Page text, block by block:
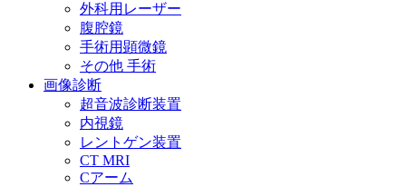
外科用レーザー
腹腔鏡
手術用顕微鏡
その他 手術
画像診断
超音波診断装置
内視鏡
レントゲン装置
CT MRI
Cアーム